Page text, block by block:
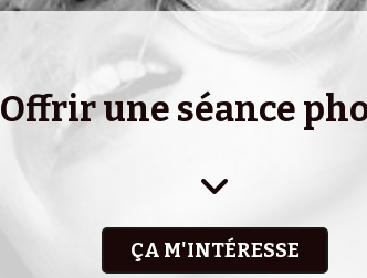
Offrir une séance

ÇA M'INTÉRESSE